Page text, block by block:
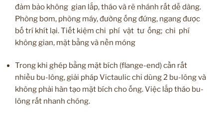
đảm bảo không gian lắp, tháo và rẽ nhánh rất dễ dàng.
Phòng bơm, phòng máy, đường ống đứng, ngang được
bố trí khít lại. Tiết kiệm chi phí vật tư ống; chi phí
không gian, mặt bằng và nền móng
Trong khi ghép bằng mặt bích (flange-end) cần rất
nhiều bu-lông, giải pháp Victaulic chỉ dùng 2 bu-lông và
không phải hàn tạo mặt bích cho ống. Việc lắp tháo bu-
lông rất nhanh chóng.